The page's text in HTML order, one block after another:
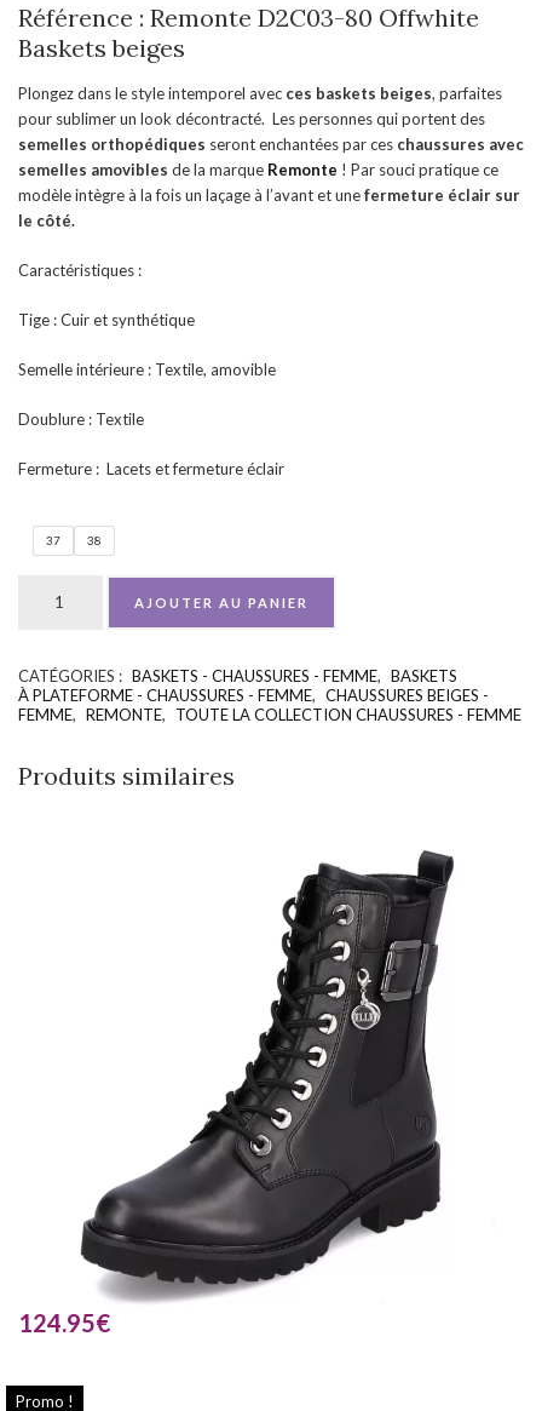
Référence : Remonte D2C03-80 Offwhite
Baskets beiges
Plongez dans le style intemporel avec ces baskets beiges, parfaites
pour sublimer un look décontracté. Les personnes qui portent des
semelles orthopédiques seront enchantées par ces chaussures avec
semelles amovibles de la marque Remonte ! Par souci pratique ce
modèle intègre à la fois un laçage à l’avant et unefermeture éclair sur
le côté.
Caractéristiques :
Tige : Cuir et synthétique
Semelle intérieure : Textile, amovible
Doublure : Textile
Fermeture : Lacets et fermeture éclair
37 38
AJOUTER AU PANIER
CATÉGORIES : BASKETS - CHAUSSURES - FEMME, BASKETS
À PLATEFORME - CHAUSSURES - FEMME, CHAUSSURES BEIGES -
FEMME, REMONTE, TOUTE LA COLLECTION CHAUSSURES - FEMME
Produits similaires
124.95€
Promo !